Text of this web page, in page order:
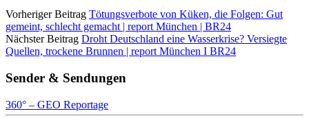
Vorheriger Beitrag Tötungsverbote von Küken, die Folgen: Gut
gemeint, schlecht gemacht | report München | BR24
Nächster Beitrag Droht Deutschland eine Wasserkrise? Versiegte
Quellen, trockene Brunnen | report München I BR24
Sender & Sendungen
360° – GEO Reportage